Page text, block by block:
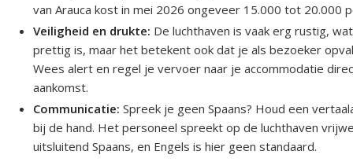
van Arauca kost in mei 2026 ongeveer 15.000 tot 20.000
Veiligheid en drukte: De luchthaven is vaak erg rustig, wat
prettig is, maar het betekent ook dat je als bezoeker
Wees alert en regel je vervoer naar je accommodatie
aankomst.
Communicatie: Spreek je geen Spaans? Houd een
bij de hand. Het personeel spreekt op de luchthaven
uitsluitend Spaans, en Engels is hier geen standaard.